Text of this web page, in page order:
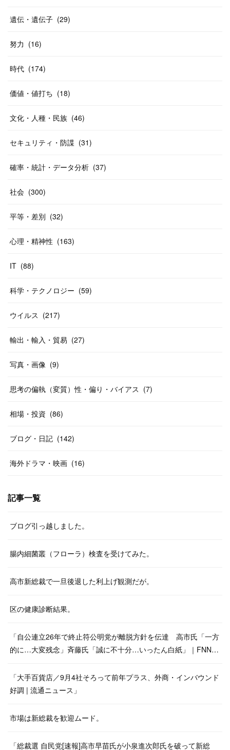
遺伝・遺伝子 (29)
努力 (16)
時代 (174)
価値・値打ち (18)
文化・人種・民族 (46)
セキュリティ・防諜 (31)
確率・統計・データ分析 (37)
社会 (300)
平等・差別 (32)
心理・精神性 (163)
IT (88)
科学・テクノロジー (59)
ウイルス (217)
輸出・輸入・貿易 (27)
写真・画像 (9)
思考の偏執（変質）性・偏り・バイアス (7)
相場・投資 (86)
ブログ・日記 (142)
海外ドラマ・映画 (16)
記事一覧
ブログ引っ越しました。
腸内細菌叢（フローラ）検査を受けてみた。
高市新総裁で一旦後退した利上げ観測だが。
区の健康診断結果。
「自公連立26年で終止符公明党が離脱方針を伝達 高市氏「一方
的に…大変残念」斉藤氏「誠に不十分…いったん白紙」｜FNN…
「大手百貨店／9月4社そろって前年プラス、外商・インバウンド
好調 | 流通ニュース」
市場は新総裁を歓迎ムード。
「総裁選 自民党[速報]高市早苗氏が小泉進次郎氏を破って新総